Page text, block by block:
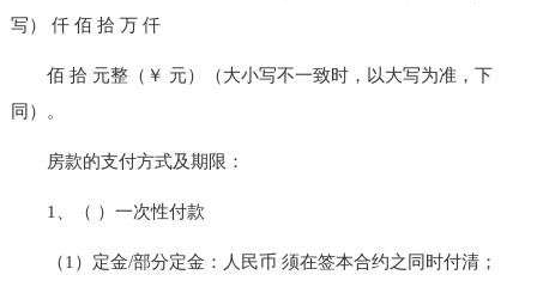
写） 仟 佰 拾 万 仟
佰 拾 元整（￥ 元）（大小写不一致时，以大写为准，下
同）。
房款的支付方式及期限：
1、（ ）一次性付款
（1）定金/部分定金：人民币 须在签本合约之同时付清；